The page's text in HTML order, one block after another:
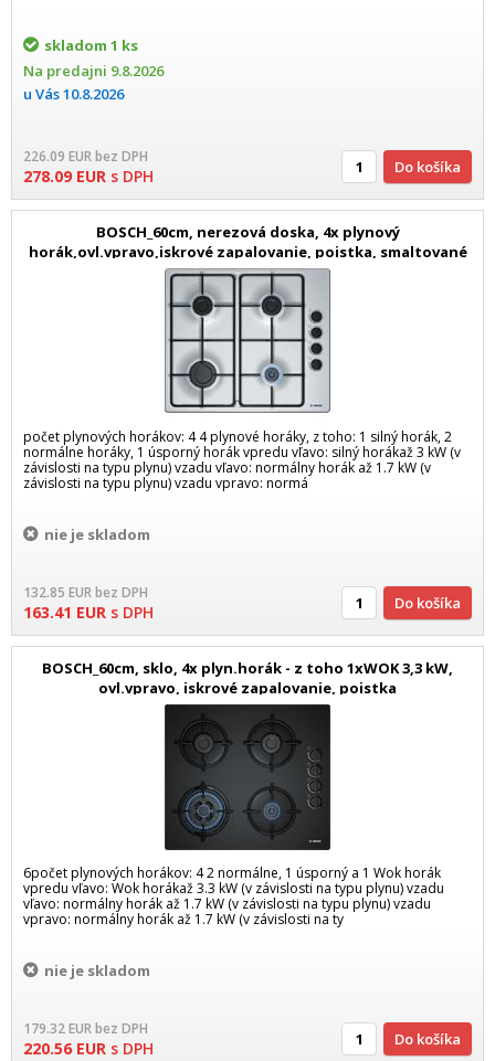
skladom 1 ks
Na predajni 9.8.2026
u Vás10.8.2026
226.09 EURbez DPH
278.09 EUR s DPH Do košíka
BOSCH_60cm, nerezová doska, 4x plynový
horák,ovl.vpravo,iskrové zapalovanie, poistka, smaltované
rošty pod hrnce,Seria
počet plynových horákov: 4 4 plynové horáky, z toho: 1 silný horák, 2
normálne horáky, 1 úsporný horák vpredu vľavo: silný horákaž 3 kW (v
závislosti na typu plynu) vzadu vľavo: normálny horák až 1.7 kW (v
závislosti na typu plynu) vzadu vpravo: normá
nie je skladom
132.85 EURbez DPH
163.41 EUR s DPH Do košíka
BOSCH_60cm, sklo, 4x plyn.horák - z toho 1xWOK 3,3 kW,
ovl.vpravo, iskrové zapalovanie, poistka
6počet plynových horákov: 4 2 normálne, 1 úsporný a 1 Wok horák
vpredu vľavo: Wok horákaž 3.3 kW (v závislosti na typu plynu) vzadu
vľavo: normálny horák až 1.7 kW (v závislosti na typu plynu) vzadu
vpravo: normálny horák až 1.7 kW (v závislosti na ty
nie je skladom
179.32EURbez DPH
220.56 EUR s DPH Do košíka